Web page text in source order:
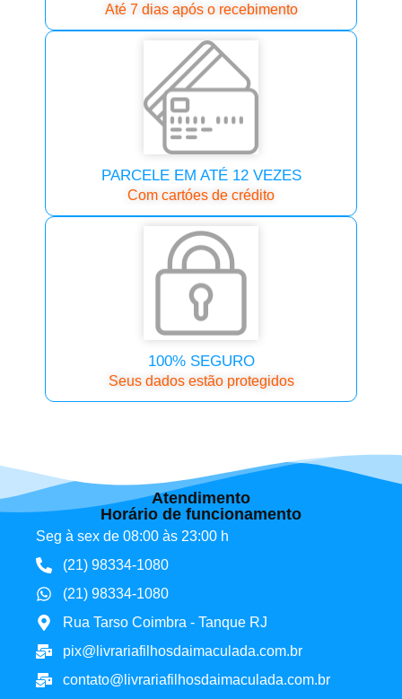
Até 7 dias após o recebimento
PARCELE EM ATÉ 12 VEZES
Com cartóes de crédito
100% SEGURO
Seus dados estão protegidos
Atendimento
Horário de funcionamento
Seg à sex de 08:00 às 23:00 h
(21) 98334-1080
(21) 98334-1080
Rua Tarso Coimbra - Tanque RJ
pix@livrariafilhosdaimaculada.com.br
contato@livrariafilhosdaimaculada.com.br